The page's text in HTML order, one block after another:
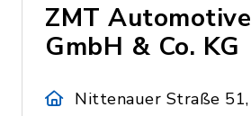
ZMT Automotive
GmbH & Co. KG
Nittenauer Straße 51,